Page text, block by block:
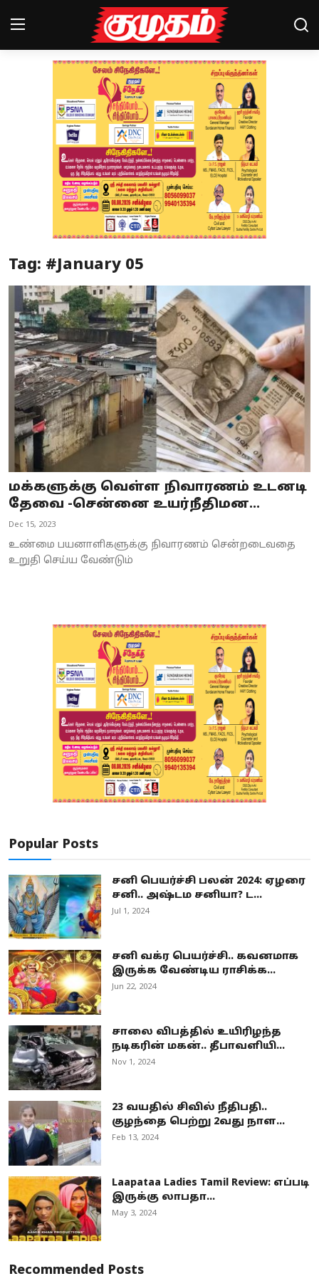
Magazines
Special Story
Business
Crime
Tamilnadu
National
World
Astrology
Spirituality
Weather
Tag: #January 05
மக்களுக்கு வெள்ள நிவாரணம் உடனடி
தேவை -சென்னை உயர்நீதிமன...
Dec 15, 2023
உண்மை பயனாளிகளுக்கு நிவாரணம் சென்றடைவதை
உறுதி செய்ய வேண்டும்
Popular Posts
சனி பெயர்ச்சி பலன் 2024: ஏழரை
சனி.. அஷ்டம சனியா? ட...
Jul 1, 2024
சனி வக்ர பெயர்ச்சி.. கவனமாக
இருக்க வேண்டிய ராசிக்க...
Jun 22, 2024
சாலை விபத்தில் உயிரிழந்த
நடிகரின் மகன்.. தீபாவளியி...
Nov 1, 2024
23 வயதில் சிவில் நீதிபதி..
குழந்தை பெற்று 2வது நாள...
Feb 13, 2024
Laapataa Ladies Tamil Review: எப்படி
இருக்கு லாபதா...
May 3, 2024
Recommended Posts